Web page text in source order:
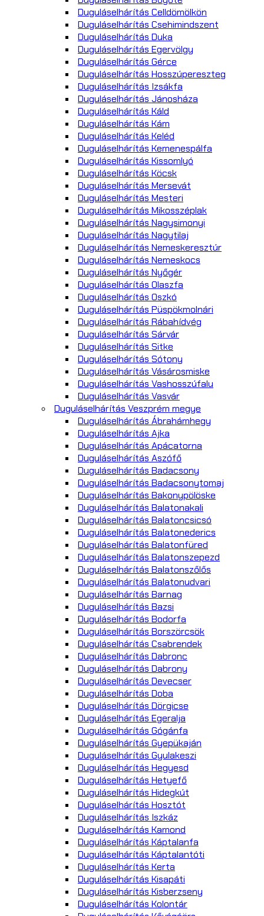
Duguláselhárítás Celldömölkön
Duguláselhárítás Csehimindszent
Duguláselhárítás Duka
Duguláselhárítás Egervölgy
Duguláselhárítás Gérce
Duguláselhárítás Hosszúpereszteg
Duguláselhárítás Izsákfa
Duguláselhárítás Jánosháza
Duguláselhárítás Káld
Duguláselhárítás Kám
Duguláselhárítás Keléd
Duguláselhárítás Kemenespálfa
Duguláselhárítás Kissomlyó
Duguláselhárítás Köcsk
Duguláselhárítás Mersevát
Duguláselhárítás Mesteri
Duguláselhárítás Mikosszéplak
Duguláselhárítás Nagysimonyi
Duguláselhárítás Nagytilaj
Duguláselhárítás Nemeskeresztúr
Duguláselhárítás Nemeskocs
Duguláselhárítás Nyőgér
Duguláselhárítás Olaszfa
Duguláselhárítás Oszkó
Duguláselhárítás Püspökmolnári
Duguláselhárítás Rábahídvég
Duguláselhárítás Sárvár
Duguláselhárítás Sitke
Duguláselhárítás Sótony
Duguláselhárítás Vásárosmiske
Duguláselhárítás Vashosszúfalu
Duguláselhárítás Vasvár
Duguláselhárítás Veszprém megye
Duguláselhárítás Ábrahámhegy
Duguláselhárítás Ajka
Duguláselhárítás Apácatorna
Duguláselhárítás Aszófő
Duguláselhárítás Badacsony
Duguláselhárítás Badacsonytomaj
Duguláselhárítás Bakonypölöske
Duguláselhárítás Balatonakali
Duguláselhárítás Balatoncsicsó
Duguláselhárítás Balatonederics
Duguláselhárítás Balatonfüred
Duguláselhárítás Balatonszepezd
Duguláselhárítás Balatonszőlős
Duguláselhárítás Balatonudvari
Duguláselhárítás Barnag
Duguláselhárítás Bazsi
Duguláselhárítás Bodorfa
Duguláselhárítás Borszörcsök
Duguláselhárítás Csabrendek
Duguláselhárítás Dabronc
Duguláselhárítás Dabrony
Duguláselhárítás Devecser
Duguláselhárítás Doba
Duguláselhárítás Dörgicse
Duguláselhárítás Egeralja
Duguláselhárítás Gógánfa
Duguláselhárítás Gyepükaján
Duguláselhárítás Gyulakeszi
Duguláselhárítás Hegyesd
Duguláselhárítás Hetyefő
Duguláselhárítás Hidegkút
Duguláselhárítás Hosztót
Duguláselhárítás Iszkáz
Duguláselhárítás Kamond
Duguláselhárítás Káptalanfa
Duguláselhárítás Káptalantóti
Duguláselhárítás Kerta
Duguláselhárítás Kisapáti
Duguláselhárítás Kisberzseny
Duguláselhárítás Kolontár